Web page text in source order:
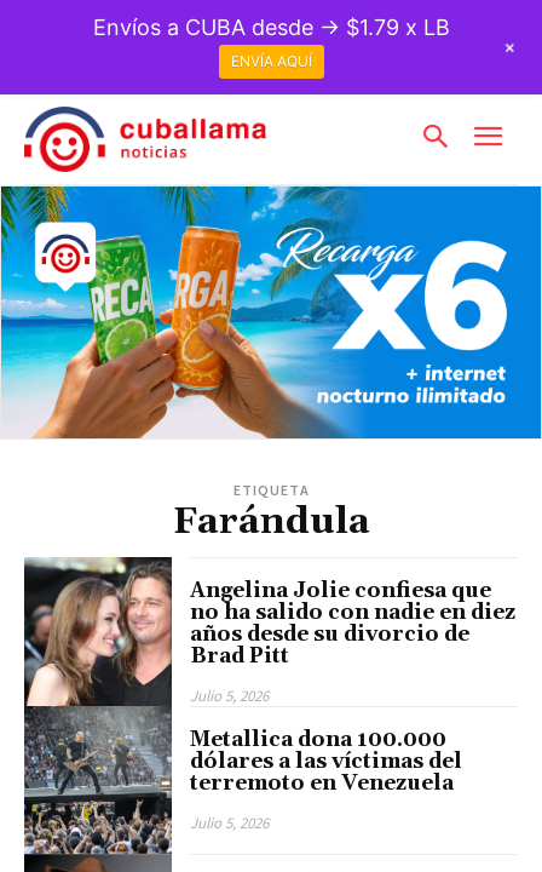
ETIQUETA
Farándula
Angelina Jolie confiesa que
no ha salido con nadie en diez
años desde su divorcio de
Brad Pitt
Julio 5, 2026
Metallica dona 100.000
dólares a las víctimas del
terremoto en Venezuela
Julio 5, 2026
Envíos a CUBA desde → $1.79 x LB
ENVÍA AQUÍ
+